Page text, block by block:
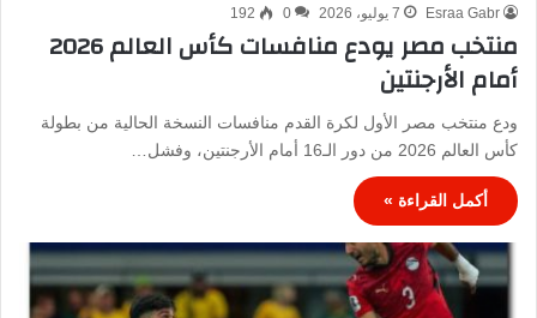
Esraa Gabr 7 يوليو، 2026 0
192
منتخب مصر يودع منافسات كأس العالم 2026
أمام الأرجنتين
ودع منتخب مصر الأول لكرة القدم منافسات النسخة الحالية من بطولة
كأس العالم 2026 من دور الـ16 أمام الأرجنتين، وفشل…
أكمل القراءة »